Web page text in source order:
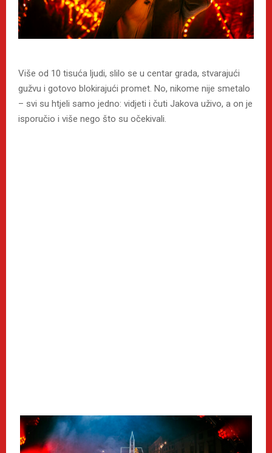
Više od 10 tisuća ljudi, slilo se u centar grada, stvarajući
gužvu i gotovo blokirajući promet. No, nikome nije smetalo
– svi su htjeli samo jedno: vidjeti i čuti Jakova uživo, a on je
isporučio i više nego što su očekivali.